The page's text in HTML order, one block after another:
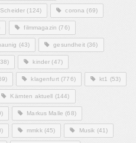
(124) corona (69)
filmmagazin (76)
(43) gesundheit(36)
kinder (47)
klagenfurt(776) kt1 (53)
Kärnten aktuell (144)
Markus Malle (68)
mmkk(45) Musik (41)